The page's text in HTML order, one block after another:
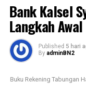
Bank Kalsel
Langkah
Published 5 hari
By adminBN2
Buku Rekening Tabungan